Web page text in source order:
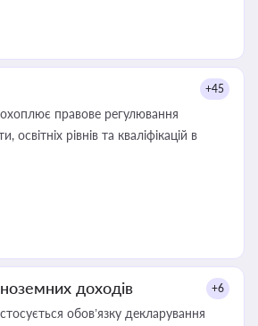
+45
правове регулювання
освітніх рівнів та кваліфікацій в
доходів +6
обов’язку декларування